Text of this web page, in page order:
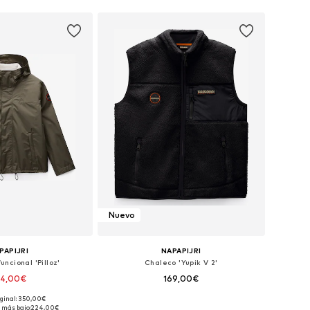
'Pilloz'
S, M, L, XL, XXL
350,00€
bajo:224,00€
Nuevo
NAPAPIJRI
Chaleco 'Yupik V 2'
169,00€